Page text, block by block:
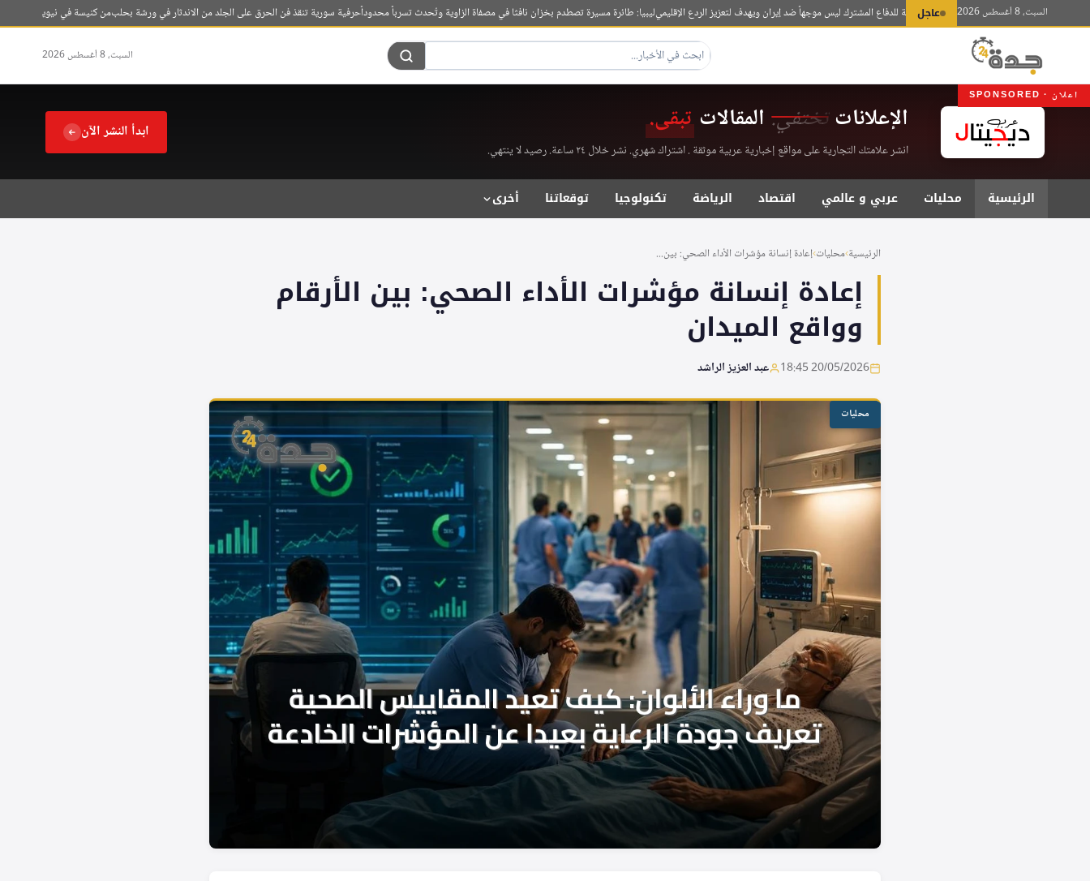
السبت، 8 أغسطس 2026 عاجل
يلماز: اتفاق مكة للدفاع المشترك ليس موجهاً ضد إيران ويهدف لتعزيز الردع الإقليميليبيا: طائرة مسيرة تصطدم بخزان نافثا في مصفاة الزاوية وتُحدث تسرباً محدوداًحرفية سورية تنقذ فن الحرق على الجلد من الاندثار في ورشة بحلب من كنيسة في نيويورك إلى اعتناق
السبت، 8 أغسطس 2026
اعلان · SPONSORED
الإعلانات تختفي. المقالات تبقى.
انشر علامتك التجارية على مواقع إخبارية عربية موثقة . اشتراك شهري. نشر خلال ٢٤ ساعة. رصيد لا ينتهي.
ابدأ النشر الآن
الرئيسية محليات عربي و عالمي اقتصاد الرياضة تكنولوجيا توقعاتنا أخرى
الرئيسية›محليات›إعادة إنسانة مؤشرات الأداء الصحي: بين...
إعادة إنسانة مؤشرات الأداء الصحي: بين الأرقام
وواقع الميدان
20/05/2026 18:45 عبد العزيز الراشد
محليات